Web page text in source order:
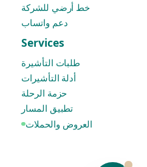
خط أرضي للشركة
دعم واتساب
Services
طلبات التأشيرة
أدلة التأشيرات
حزمة الرحلة
تطبيق المسار
العروض والحملات